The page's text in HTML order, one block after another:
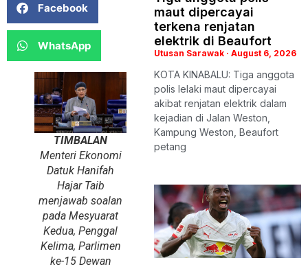
Facebook
WhatsApp
TIMBALAN
Menteri Ekonomi
Datuk Hanifah
Hajar Taib
menjawab soalan
pada Mesyuarat
Kedua, Penggal
Kelima, Parlimen
ke-15 Dewan
maut dipercayai
terkena renjatan
elektrik di Beaufort
Utusan Sarawak August 6, 2026
KOTA KINABALU: Tiga anggota
polis lelaki maut dipercayai
akibat renjatan elektrik dalam
kejadian di Jalan Weston,
Kampung Weston, Beaufort
petang